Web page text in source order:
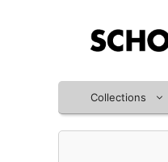
Collections